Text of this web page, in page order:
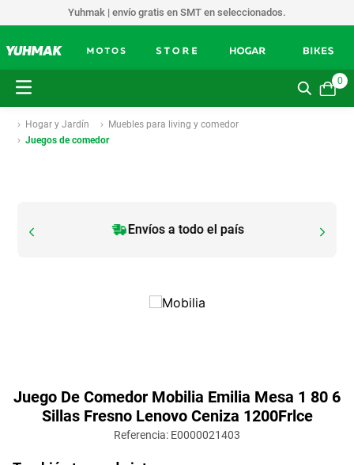
Yuhmak | envío gratis en SMT en seleccionados.
0
Hogar y Jardín
Muebles para living y comedor
Juegos de comedor
Envíos a todo el país
Juego De Comedor Mobilia Emilia Mesa 1 80 6
Sillas Fresno Lenovo Ceniza 1200Frlce
Referencia: E0000021403